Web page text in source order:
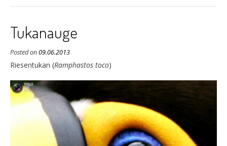
Tukanauge
Posted on09.06.2013
Riesentukan (Ramphastos toco)